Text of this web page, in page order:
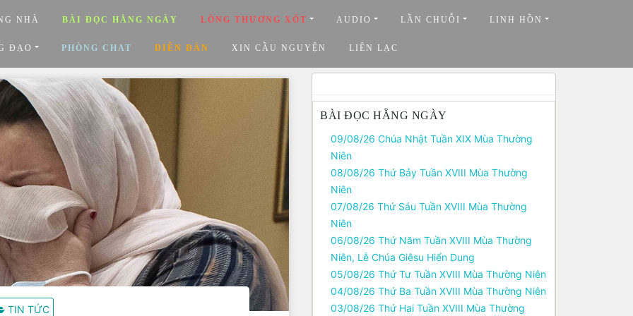
NHÀ BÀI ĐỌC HẰNG NGÀY LÒNG THƯƠNG XÓT AUDIO LẦN CHUỖI LINH HỒN
ĐẠO PHÒNG CHAT DIỄN ĐÀN XIN CẦU NGUYỆN LIÊN LẠC
TIN TỨC
BÀI ĐỌC HẰNG NGÀY
09/08/26 Chúa Nhật Tuần XIX Mùa Thường
Niên
08/08/26 Thứ Bảy Tuần XVIII Mùa Thường
Niên
07/08/26 Thứ Sáu Tuần XVIII Mùa Thường
Niên
06/08/26 Thứ Năm Tuần XVIII Mùa Thường
Niên, Lễ Chúa Giêsu Hiển Dung
05/08/26 Thứ Tư Tuần XVIII Mùa Thường Niên
04/08/26 Thứ Ba Tuần XVIII Mùa Thường Niên
03/08/26 Thứ Hai Tuần XVIII Mùa Thường